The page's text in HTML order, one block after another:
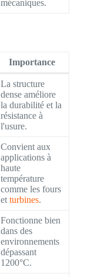
mécaniques.
Importance
La structure
dense améliore
la durabilité et la
résistance à
l'usure.
Convient aux
applications à
haute
température
comme les fours
et turbines.
Fonctionne bien
dans des
environnements
dépassant
1200°C.